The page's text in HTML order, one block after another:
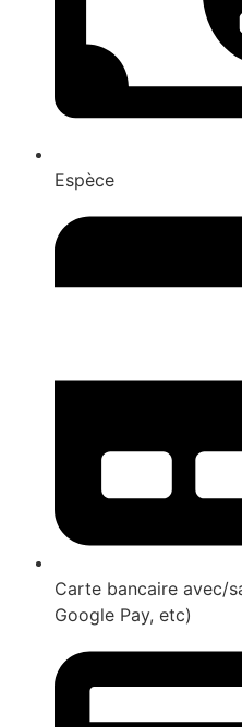
Espèce
Carte bancaire avec/
Google Pay, etc)